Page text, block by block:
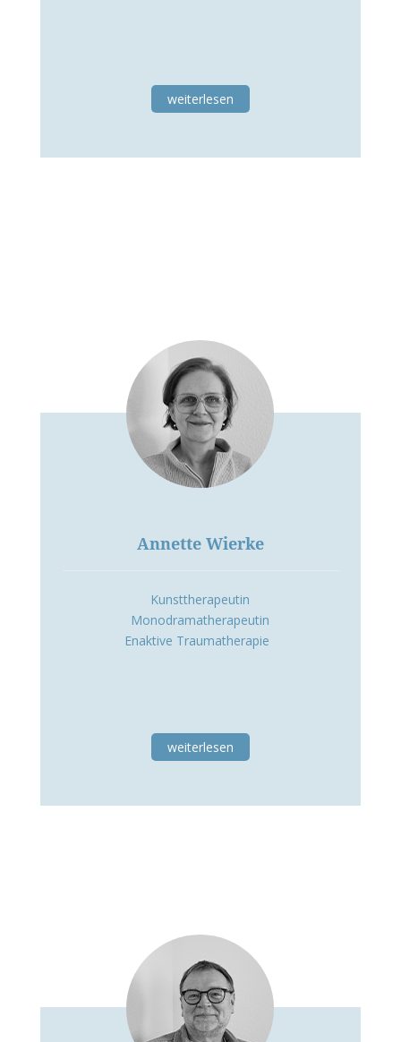
weiterlesen
Annette Wierke
Kunsttherapeutin
Monodramatherapeutin
Enaktive Traumatherapie
weiterlesen